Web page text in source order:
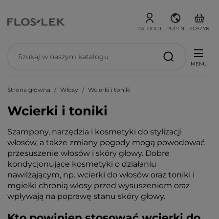
ZALOGUJ PL/PLN KOSZYK
MENU
Strona główna Włosy Wcierki i toniki
Wcierki i toniki
Szampony, narzędzia i kosmetyki do stylizacji
włosów, a także zmiany pogody mogą powodować
przesuszenie włosów i skóry głowy. Dobre
kondycjonujące kosmetyki o działaniu
nawilżającym, np. wcierki do włosów oraz toniki i
mgiełki chronią włosy przed wysuszeniem oraz
wpływają na poprawę stanu skóry głowy.